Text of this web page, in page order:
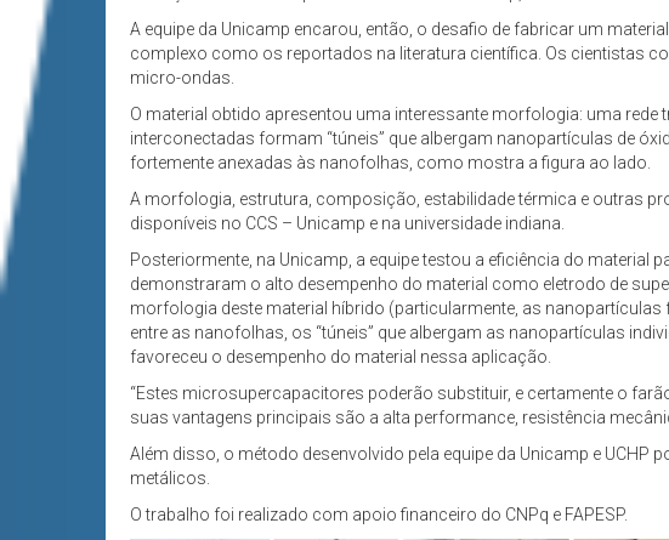
A equipe da Unicamp encarou, então, o desafio de fabricar um
complexo como os reportados na literatura científica. Os cientistas
micro-ondas.
O material obtido apresentou uma interessante morfologia: uma
interconectadas formam “túneis” que albergam nanopartículas de
fortemente anexadas às nanofolhas, como mostra a figura ao lado.
A morfologia, estrutura, composição, estabilidade térmica e outras
disponíveis no CCS – Unicamp e na universidade indiana.
Posteriormente, na Unicamp, a equipe testou a eficiência do material
demonstraram o alto desempenho do material como eletrodo de
morfologia deste material híbrido (particularmente, as
entre as nanofolhas, os “túneis” que albergam as nanopartículas
favoreceu o desempenho do material nessa aplicação.
“Estes microsupercapacitores poderão substituir, e certamente o
suas vantagens principais são a alta performance, resistência
Além disso, o método desenvolvido pela equipe da Unicamp e
metálicos.
O trabalho foi realizado com apoio financeiro do CNPq e FAPESP.